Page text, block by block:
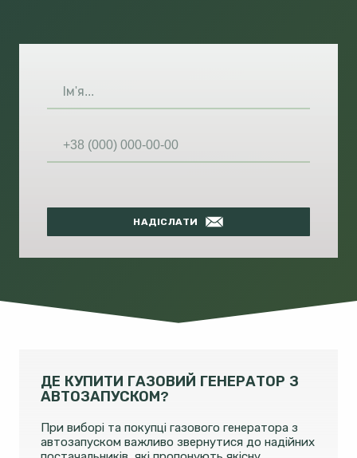
НАДІСЛАТИ
ДЕ КУПИТИ ГАЗОВИЙ ГЕНЕРАТОР З
АВТОЗАПУСКОМ?
При виборі та покупці газового генератора з
автозапуском важливо звернутися до надійних